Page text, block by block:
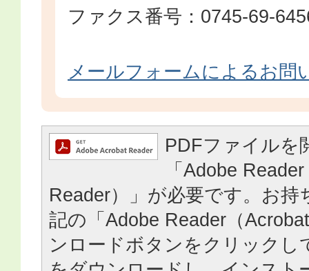
ファクス番号：0745-69-
メールフォームによるお問
PDFファイルを
「Adobe
Reader）」が必要です。お持
記の「Adobe Reader（
ンロードボタンをクリックし